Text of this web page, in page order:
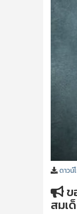
ดาวน์
ข
สมเ